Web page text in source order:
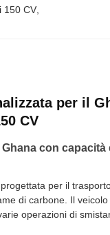
150 CV
per il
CV
con capacità
per il
di carbone. Il
operazioni di